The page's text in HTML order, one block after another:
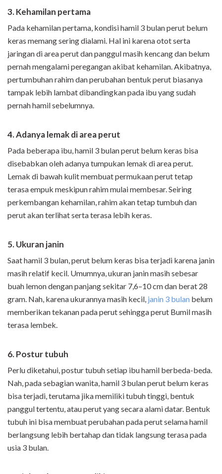
3. Kehamilan pertama
Pada kehamilan pertama, kondisi hamil 3 bulan perut belum
keras memang sering dialami. Hal ini karena otot serta
jaringan di area perut dan panggul masih kencang dan belum
pernah mengalami peregangan akibat kehamilan. Akibatnya,
pertumbuhan rahim dan perubahan bentuk perut biasanya
tampak lebih lambat dibandingkan pada ibu yang sudah
pernah hamil sebelumnya.
4. Adanya lemak di area perut
Pada beberapa ibu, hamil 3 bulan perut belum keras bisa
disebabkan oleh adanya tumpukan lemak di area perut.
Lemak di bawah kulit membuat permukaan perut tetap
terasa empuk meskipun rahim mulai membesar. Seiring
perkembangan kehamilan, rahim akan tetap tumbuh dan
perut akan terlihat serta terasa lebih keras.
5. Ukuran janin
Saat hamil 3 bulan, perut belum keras bisa terjadi karena janin
masih relatif kecil. Umumnya, ukuran janin masih sebesar
buah lemon dengan panjang sekitar 7,6–10 cm dan berat 28
gram. Nah, karena ukurannya masih kecil, janin 3 bulan belum
memberikan tekanan pada perut sehingga perut Bumil masih
terasa lembek.
6. Postur tubuh
Perlu diketahui, postur tubuh setiap ibu hamil berbeda-beda.
Nah, pada sebagian wanita, hamil 3 bulan perut belum keras
bisa terjadi, terutama jika memiliki tubuh tinggi, bentuk
panggul tertentu, atau perut yang secara alami datar. Bentuk
tubuh ini bisa membuat perubahan pada perut selama hamil
berlangsung lebih bertahap dan tidak langsung terasa pada
usia 3 bulan.